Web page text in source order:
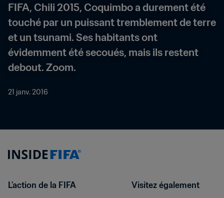
FIFA, Chili 2015, Coquimbo a durement été
touché par un puissant tremblement de terre
et un tsunami. Ses habitants ont
évidemment été secoués, mais ils restent
debout. Zoom.
21 janv. 2016
L’action de la FIFA
Visitez également